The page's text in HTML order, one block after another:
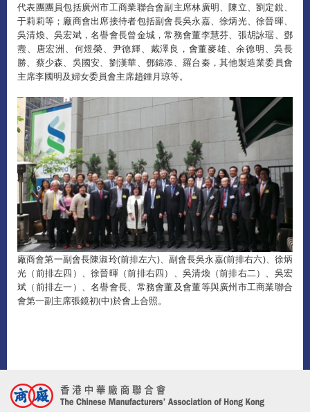
代表團團員包括廣州市工商業聯合會副主席林廣明、陳立、劉定銳、
于莉莉等；廠商會出席接待者包括副會長吳永嘉、徐炳光、徐晉暉、
吳清煥、吳宏斌，名譽會長曾金城，常務會董李慧芬、張胡詠琚、鄧
燾、唐宏洲、何煜榮、尹德輝、戴澤良，會董麥雄、余德明、吳長
勝、蔡少森、吳國安、劉漢華、鄧錦添、羅台秦，其他製造業委員會
主席李國明及婦女委員會主席趙鍾月琼等。
廠商會第一副會長陳淑玲(前排左六)、副會長吳永嘉(前排右六)、徐炳
光（前排左四）、徐晉暉（前排右四）、吳清煥（前排右二）、吳宏
斌（前排左一）、名譽會長、常務會董及會董等與廣州市工商業聯合
會第一副主席張鏡初(中)於會上合照。